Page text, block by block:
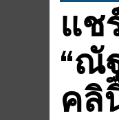
แช
“ณั
คลิ